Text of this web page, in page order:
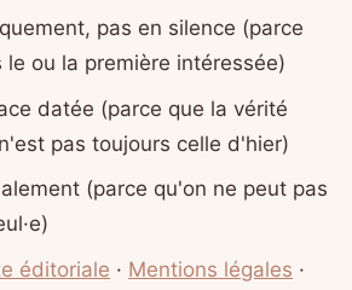
pas en silence (parce
le ou la première intéressée)
datée (parce que la vérité
pas toujours celle d'hier)
(parce qu'on ne peut pas
éditoriale · Mentions légales ·